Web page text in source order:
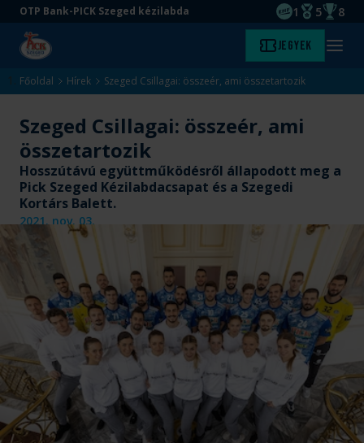
Ugrás
tartalomra
Ugrás
aljára
OTP Bank-PICK Szeged kézilabda
EHF
1
Magyar
5 8
Kezdőlap Jegyek Menü
Főoldal Hírek Szeged Csillagai: összeér, ami összetartozik
Szeged Csillagai: összeér, ami
összetartozik
Hosszútávú együttműködésről állapodott meg a
Pick Szeged Kézilabdacsapat és a Szegedi
Kortárs Balett.
2021. nov. 03.